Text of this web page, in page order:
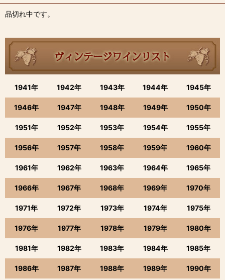
品切れ中です。
1941年 1942年 1943年 1944年 1945年
1946年 1947年 1948年 1949年 1950年
1951年 1952年 1953年 1954年 1955年
1956年 1957年 1958年 1959年 1960年
1961年 1962年 1963年 1964年 1965年
1966年 1967年 1968年 1969年 1970年
1971年 1972年 1973年 1974年 1975年
1976年 1977年 1978年 1979年 1980年
1981年 1982年 1983年 1984年 1985年
1986年 1987年 1988年 1989年 1990年